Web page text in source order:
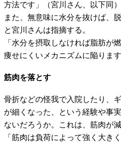
方法です」（宮川さん、以下同）
また、無意味に水分を抜けば、
と宮川さんは指摘する。
「水分を摂取しなければ脂肪が
痩せにくいメカニズムに陥ります
筋肉を落とす
骨折などの怪我で入院したり、
が細くなった、という経験や事
ないだろうか。これは、筋肉が減
「筋肉は負荷によって強く大き